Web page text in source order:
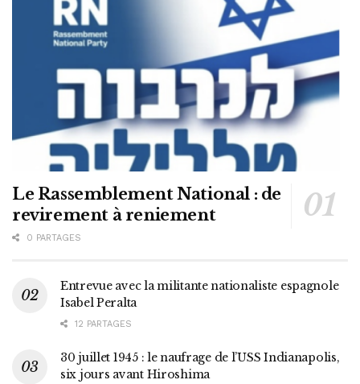
Le Rassemblement National : de
revirement à reniement
0 PARTAGES
Entrevue avec la militante nationaliste espagnole
Isabel Peralta
12 PARTAGES
30 juillet 1945 : le naufrage de l’USS Indianapolis,
six jours avant Hiroshima